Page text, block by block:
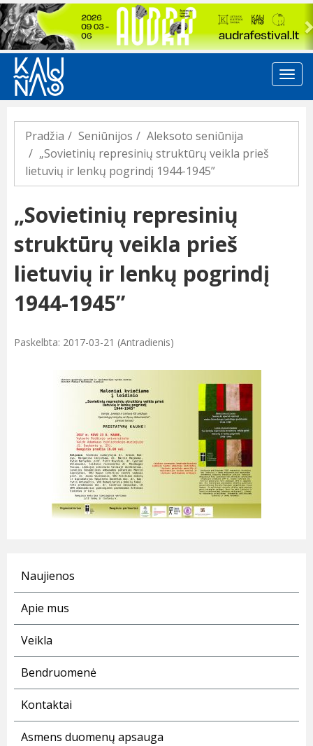
Previous
Pradžia Seniūnijos
Aleksoto seniūnija
„Sovietinių represinių struktūrų veikla prieš
lietuvių ir lenkų pogrindį 1944-1945”
„Sovietinių represinių
struktūrų veikla prieš
lietuvių ir lenkų pogrindį
1944-1945”
Paskelbta: 2017-03-21 (Antradienis)
Naujienos
Apie mus
Veikla
Bendruomenė
Kontaktai
Asmens duomenų apsauga